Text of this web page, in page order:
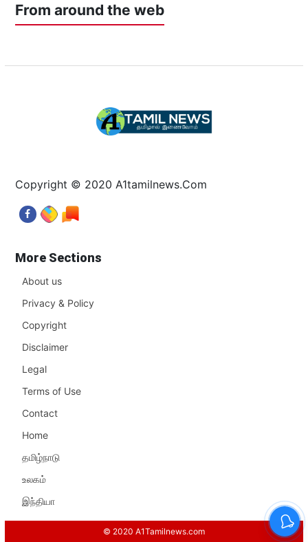
From around the web
Copyright © 2020 A1tamilnews.Com
More Sections
About us
Privacy & Policy
Copyright
Disclaimer
Legal
Terms of Use
Contact
Home
தமிழ்நாடு
உலகம்
இந்தியா
© 2020 A1Tamilnews.com